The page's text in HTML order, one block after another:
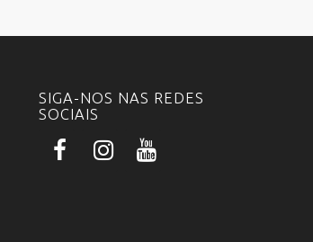
SIGA-NOS NAS REDES
SOCIAIS